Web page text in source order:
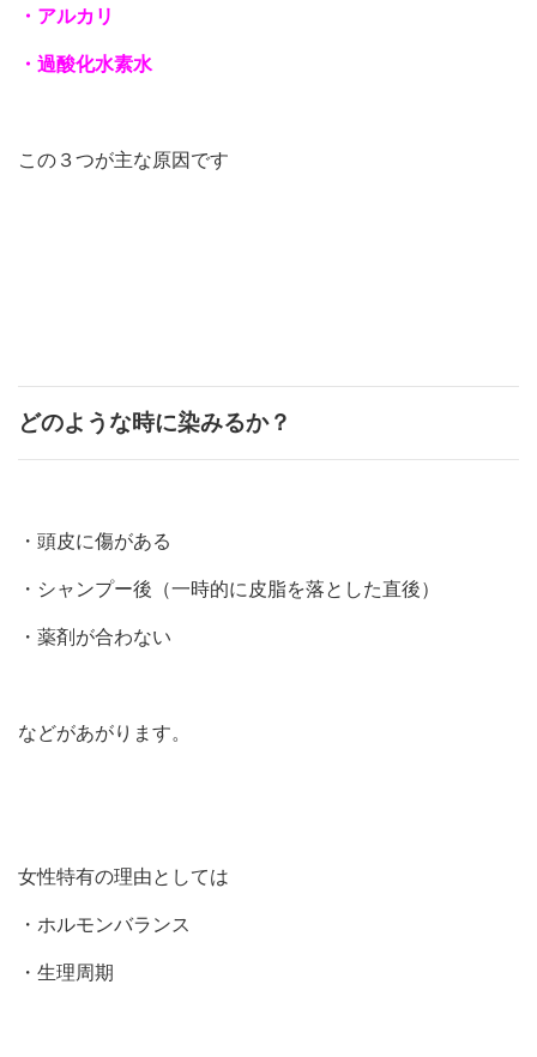
・アルカリ
・過酸化水素水
この３つが主な原因です
どのような時に染みるか？
・頭皮に傷がある
・シャンプー後（一時的に皮脂を落とした直後）
・薬剤が合わない
などがあがります。
女性特有の理由としては
・ホルモンバランス
・生理周期